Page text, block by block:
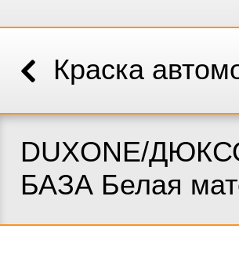
Краска
DUXONE/
БАЗА Белая